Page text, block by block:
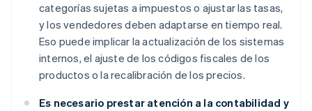
categorías sujetas a impuestos o ajustar las tasas,
y los vendedores deben adaptarse en tiempo real.
Eso puede implicar la actualización de los sistemas
internos, el ajuste de los códigos fiscales de los
productos o la recalibración de los precios.
Es necesario prestar atención a la contabilidad y